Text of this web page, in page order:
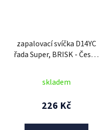
zapalovací svíčka D14YC
řada Super, BRISK - Česká
skladem
226 Kč